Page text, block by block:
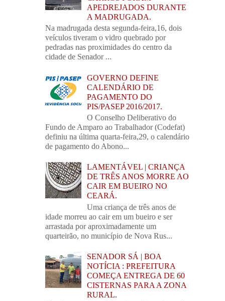
APEDREJADOS DURANTE
A MADRUGADA.
Na madrugada desta segunda-feira,16, dois
veículos tiveram o vidro quebrado por
pedradas nas proximidades do centro da
cidade de Senador ...
GOVERNO DEFINE
CALENDÁRIO DE
PAGAMENTO DO
PIS/PASEP 2016/2017.
O Conselho Deliberativo do
Fundo de Amparo ao Trabalhador (Codefat)
definiu na última quarta-feira,29, o calendário
de pagamento do Abono...
LAMENTÁVEL | CRIANÇA
DE TRÊS ANOS MORRE AO
CAIR EM BUEIRO NO
CEARÁ.
Uma criança de três anos de
idade morreu ao cair em um bueiro e ser
arrastada por aproximadamente um
quarteirão, no município de Nova Rus...
SENADOR SÁ | BOA
NOTÍCIA : PREFEITURA
COMEÇA ENTREGA DE 60
CISTERNAS PARA A ZONA
RURAL.